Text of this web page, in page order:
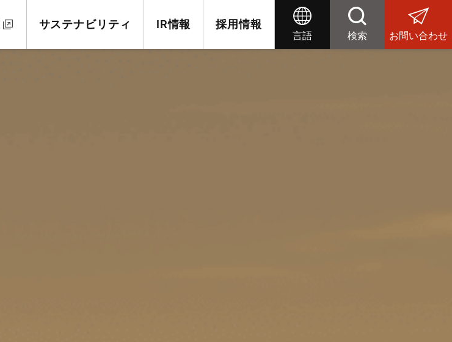
サステナビリティ IR情報 採用情報
言語 検索 お問い合わせ